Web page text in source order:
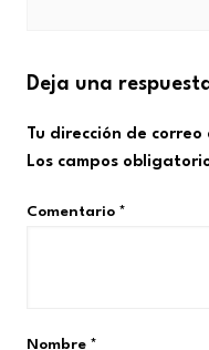
Deja una
Tu dirección de
Los campos
Comentario *
Nombre *